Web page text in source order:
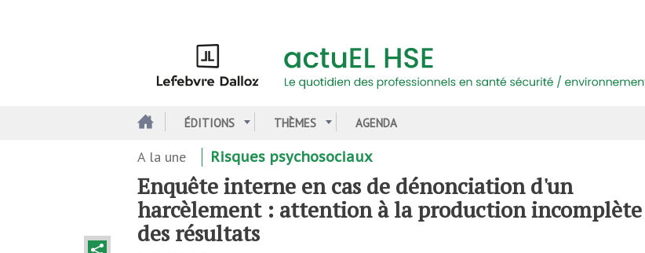
ÉDITIONS THÈMES AGENDA
A la une Risques psychosociaux
Enquête interne en cas de dénonciation d'un
harcèlement : attention à la production incomplète
des résultats